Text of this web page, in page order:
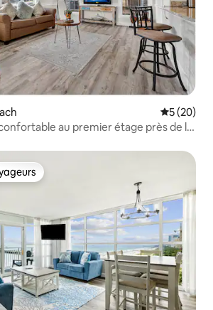
Note
5 (20)
au premier étage près de la